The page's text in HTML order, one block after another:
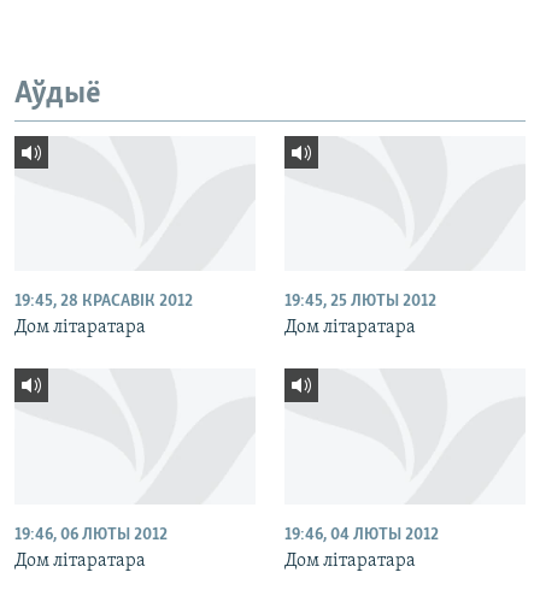
Аўдыё
19:45, 28 КРАСАВІК 2012
Дом літаратара
19:45, 25 ЛЮТЫ 2012
Дом літаратара
19:46, 06 ЛЮТЫ 2012
Дом літаратара
19:46, 04 ЛЮТЫ 2012
Дом літаратара